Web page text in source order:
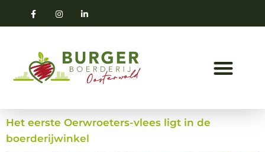
Het eerste Oerwroeters-vlees ligt in de
boerderijwinkel